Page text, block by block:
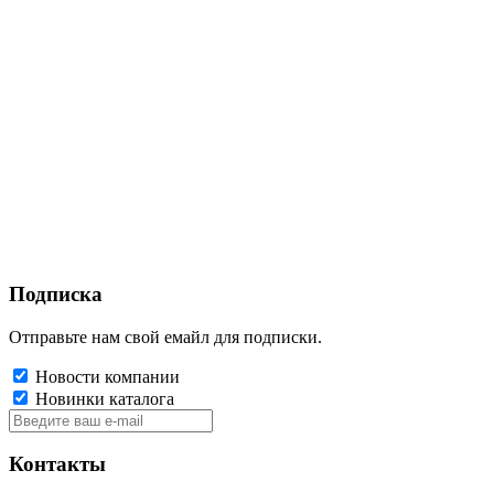
Подписка
Отправьте нам свой емайл для подписки.
Новости компании
Новинки каталога
Контакты